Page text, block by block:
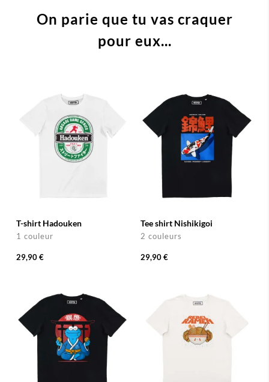
On parie que tu vas craquer
pour eux...
T-shirt Hadouken
1 couleur
29,90 €
Tee shirt Nishikigoi
2 couleurs
29,90 €